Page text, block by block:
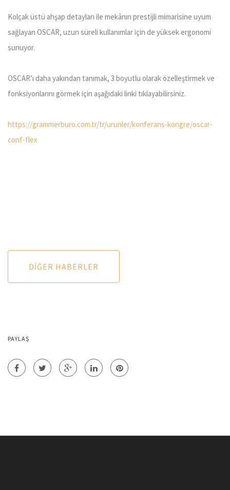
Kolçak üstü ahşap detayları ile mekânın prestijli mimarisine uyum
sağlayan OSCAR, uzun süreli kullanımlar için de yüksek ergonomi
sunuyor.
OSCAR’ı daha yakından tanımak, 3 boyutlu olarak özelleştirmek ve
fonksiyonlarını görmek için aşağıdaki linki tıklayabilirsiniz.
https://grammerburo.com.tr/tr/urunler/konferans-kongre/oscar-
conf-flex
DIĞER HABERLER
PAYLAŞ